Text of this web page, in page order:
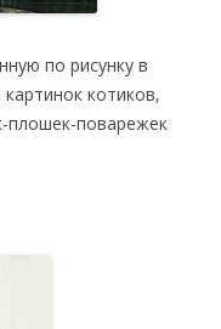
по рисунку в
котиков,
плошек-поварежек